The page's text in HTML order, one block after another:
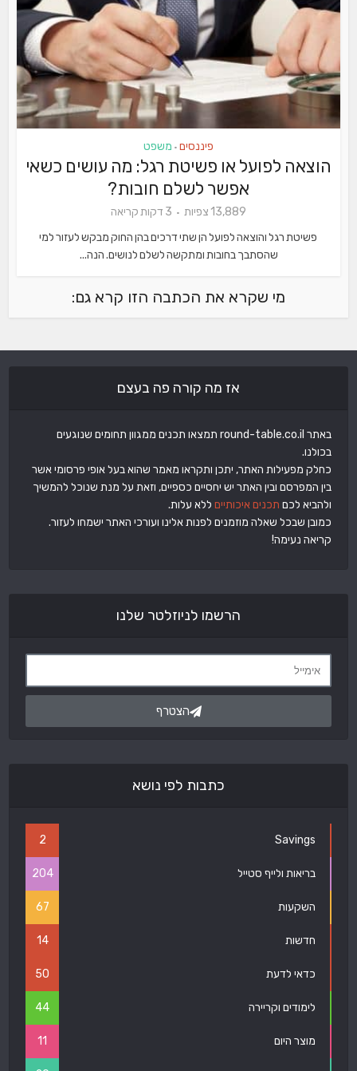
משפט • פיננסים
הוצאה לפועל או פשיטת רגל: מה עושים כשאי
אפשר לשלם חובות?
13,889 צפיות
3 דקות קריאה
פשיטת רגל והוצאה לפועל הן שתי דרכים בהן החוק מבקש לעזור למי
שהסתבך בחובות ומתקשה לשלם לנושים. הנה...
מי שקרא את הכתבה הזו קרא גם:
אז מה קורה פה בעצם
באתר round-table.co.il תמצאו תכנים ממגוון תחומים שנוגעים
בכולנו.
כחלק מפעילות האתר, יתכן ותקראו מאמר שהוא בעל אופי פרסומי אשר
בין המפרסם ובין האתר יש יחסיים כספיים, וזאת על מנת שנוכל להמשיך
ולהביא לכם תכנים איכותיים ללא עלות.
כמובן שבכל שאלה מוזמנים לפנות אלינו ועורכי האתר ישמחו לעזור.
קריאה נעימה!
הרשמו לניוזלטר שלנו
הצטרף
כתבות לפי נושא
Savings
2
בריאות ולייף סטייל 204
השקעות 67
חדשות 14
כדאי לדעת 50
לימודים וקריירה 44
מוצר היום 11